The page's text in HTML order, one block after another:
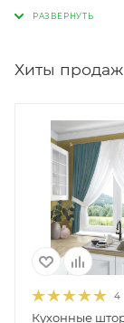
эта услуга в
является одним
Хиты продаж
4
Кухонные